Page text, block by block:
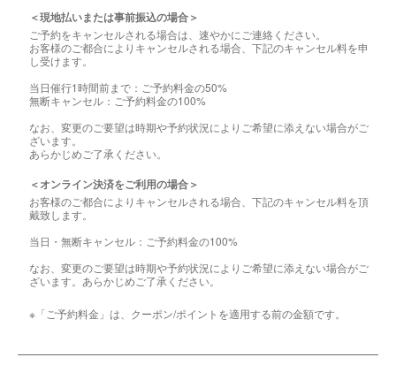
＜現地払いまたは事前振込の場合＞
ご予約をキャンセルされる場合は、速やかにご連絡ください。
お客様のご都合によりキャンセルされる場合、下記のキャンセル料を申
し受けます。
当日催行1時間前まで：ご予約料金の50%
無断キャンセル：ご予約料金の100%
なお、変更のご要望は時期や予約状況によりご希望に添えない場合がご
ざいます。
あらかじめご了承ください。
＜オンライン決済をご利用の場合＞
お客様のご都合によりキャンセルされる場合、下記のキャンセル料を頂
戴致します。
当日・無断キャンセル：ご予約料金の100%
なお、変更のご要望は時期や予約状況によりご希望に添えない場合がご
ざいます。あらかじめご了承ください。
※「ご予約料金」は、クーポン/ポイントを適用する前の金額です。